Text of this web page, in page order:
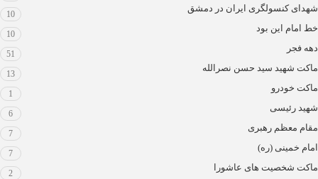
شهدای کنسولگری ایران در دمشق
10
خط امام این بود
10
دهه فجر
51
ماکت شهید سید حسن نصرالله
13
ماکت خودرو
1
شهید رئیسی
6
مقام معظم رهبری
7
امام خمینی (ره)
7
ماکت شخصیت های عاشورا
2